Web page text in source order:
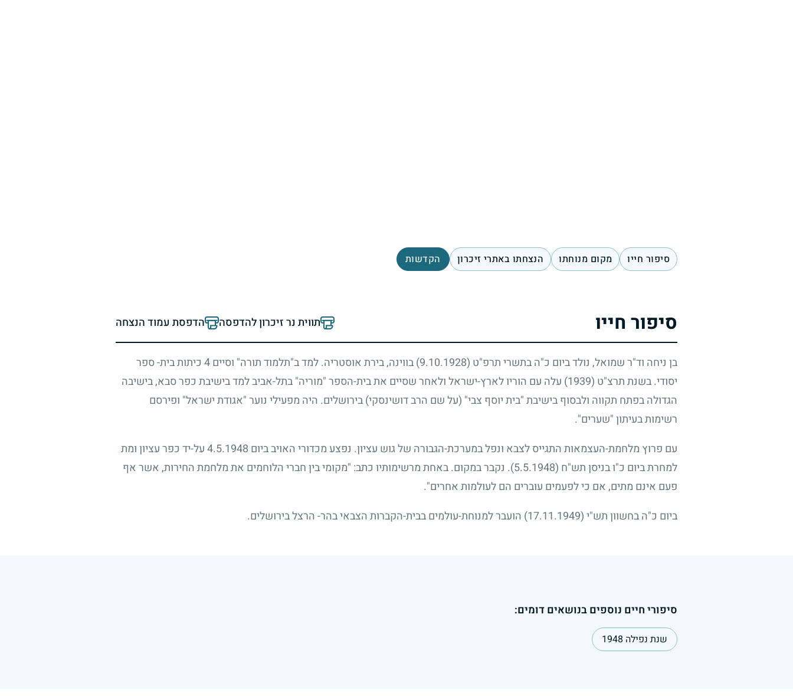
סיפור חייו מקום מנוחתו הנצחתו באתרי זיכרון הקדשות
סיפור חייו תווית נר זיכרון להדפסה הדפסת עמוד הנצחה
בן ניחה וד"ר שמואל, נולד ביום כ"ה בתשרי תרפ"ט (9.10.1928) בווינה, בירת אוסטריה. למד ב"תלמוד תורה" וסיים4 כיתות בית- ספר
יסודי. בשנת תרצ"ט (1939)
עלה עם הוריו לארץ-ישראל ולאחר שסיים את בית-הספר "מוריה" בתל-אביב למד בישיבת כפר סבא, בישיבה
הגדולה בפתח תקווה ולבסוף בישיבת "בית יוסף צבי" (על שם הרב דושינסקי) בירושלים. היה מפעילי נוער "אגודת ישראל" ופירסם
רשימות בעיתון "שערים".
עם פרוץ מלחמת-העצמאות התגייס לצבא ונפל במערכת-הגבורה של גוש עציון. נפצע מכדורי האויב ביום 4.5.1948על-יד כפר עציון ומת
למחרת ביום כ"ו בניסן תש"ח (5.5.1948)
. נקבר במקום. באחת מרשימותיו כתב: "מקומי בין חברי הלוחמים את מלחמת החירות, אשר אף
פעם אינם מתים, אם כי לפעמים עוברים הם לעולמות אחרים".
ביום כ"ה בחשוון תש"י(17.11.1949) הועבר למנוחת-עולמים בבית-הקברות הצבאי בהר- הרצל בירושלים.
סיפורי חיים נוספים בנושאים דומים:
שנת נפילה 1948